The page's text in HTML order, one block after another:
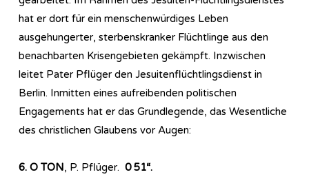
hat er dort für ein menschenwürdiges Leben
ausgehungerter, sterbenskranker Flüchtlinge aus den
benachbarten Krisengebieten gekämpft. Inzwischen
leitet Pater Pflüger den Jesuitenflüchtlingsdienst in
Berlin. Inmitten eines aufreibenden politischen
Engagements hat er das Grundlegende, das Wesentliche
des christlichen Glaubens vor Augen:
6. O TON, P. Pflüger. 0 51“.